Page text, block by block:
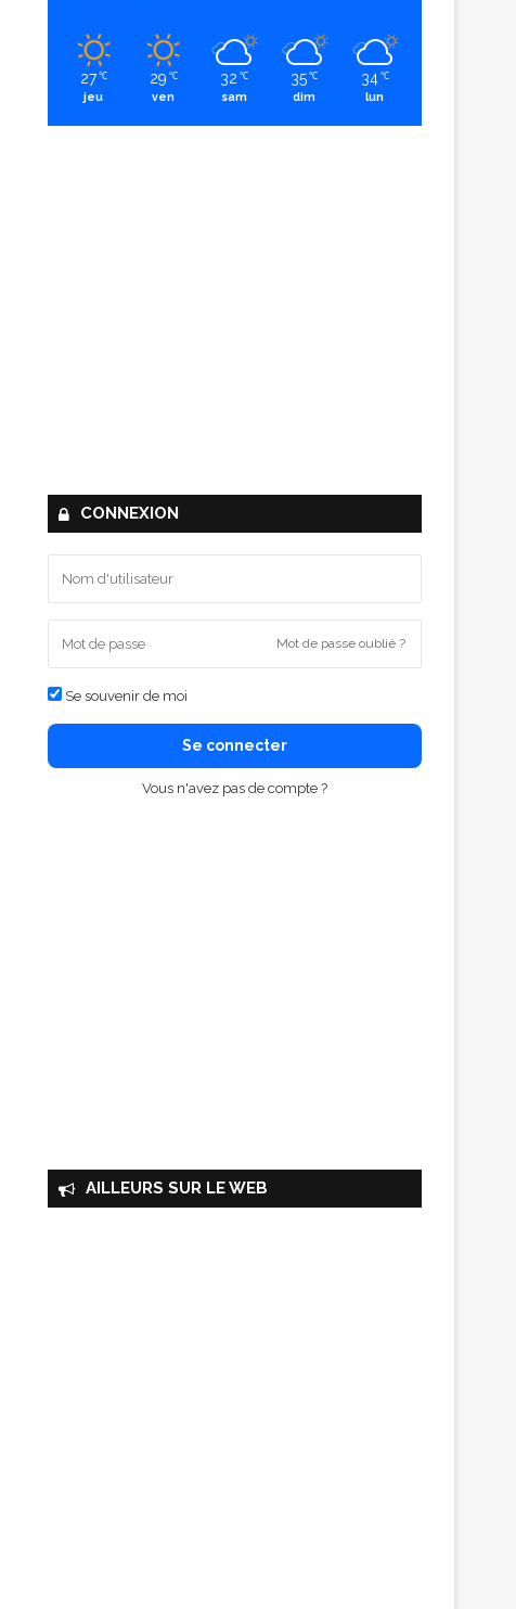
27 ℃
jeu
29 ℃
ven
32 ℃
sam
35 ℃
dim
34 ℃
lun
CONNEXION
Mot de passe oublié ?
Se souvenir de moi
Se connecter
Vous n'avez pas de compte ?
AILLEURS SUR LE WEB